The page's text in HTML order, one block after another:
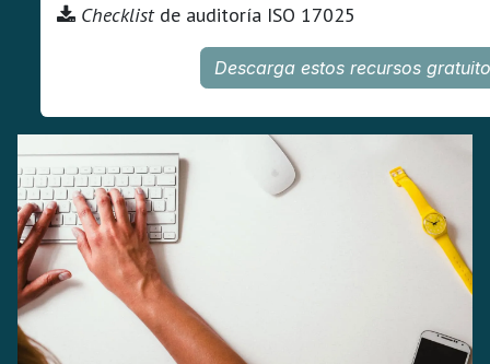
Checklist de auditoría ISO 17025
Descarga estos recursos